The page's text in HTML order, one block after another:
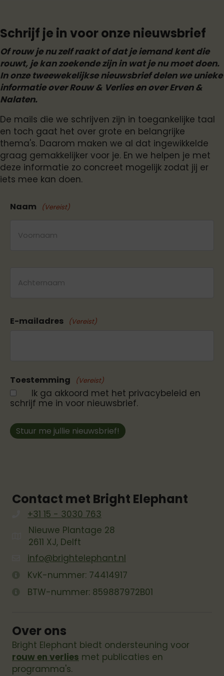
Schrijf je in voor onze nieuwsbrief
Of rouw je nu zelf raakt of dat je iemand kent die
rouwt, je kan zoekende zijn in wat je nu moet doen.
In onze tweewekelijkse nieuwsbrief delen we unieke
informatie over Rouw & Verlies en over Erven &
Nalaten.
De mails die we schrijven zijn in toegankelijke taal
en toch gaat het over grote en belangrijke
thema's. Daarom maken we al dat ingewikkelde
graag gemakkelijker voor je. En we helpen je met
deze informatie zo concreet mogelijk zodat jij er
iets mee kan doen.
Naam (Vereist)
E-mailadres (Vereist)
Toestemming (Vereist)
Ik ga akkoord met het privacybeleid en
schrijf me in voor nieuwsbrief.
Stuur me jullie nieuwsbrief!
Contact met Bright Elephant
+31 15 - 3030 763
Nieuwe Plantage 28
2611 XJ, Delft
info@brightelephant.nl
KvK-nummer: 74414917
BTW-nummer: 859887972B01
Over ons
Bright Elephant biedt ondersteuning voor
rouw en verlies met publicaties en
programma's.